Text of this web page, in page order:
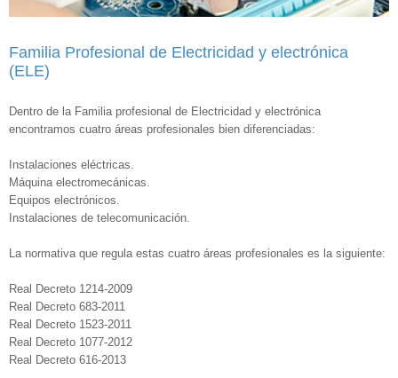
Familia Profesional de Electricidad y electrónica
(ELE)
Dentro de la Familia profesional de Electricidad y electrónica
encontramos cuatro áreas profesionales bien diferenciadas:
Instalaciones eléctricas.
Máquina electromecánicas.
Equipos electrónicos.
Instalaciones de telecomunicación.
La normativa que regula estas cuatro áreas profesionales es la siguiente:
Real Decreto 1214-2009
Real Decreto 683-2011
Real Decreto 1523-2011
Real Decreto 1077-2012
Real Decreto 616-2013